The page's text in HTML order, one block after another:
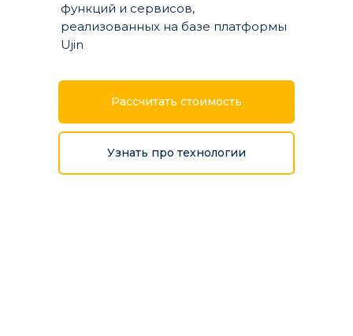
функций и сервисов,
реализованных на базе платформы
Ujin
Рассчитать стоимость
Узнать про технологии